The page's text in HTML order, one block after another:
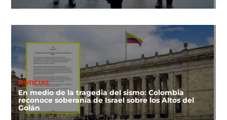
NOTICIAS
En medio de la tragedia del sismo: Colombia
reconoce soberanía de Israel sobre los Altos del
Golán